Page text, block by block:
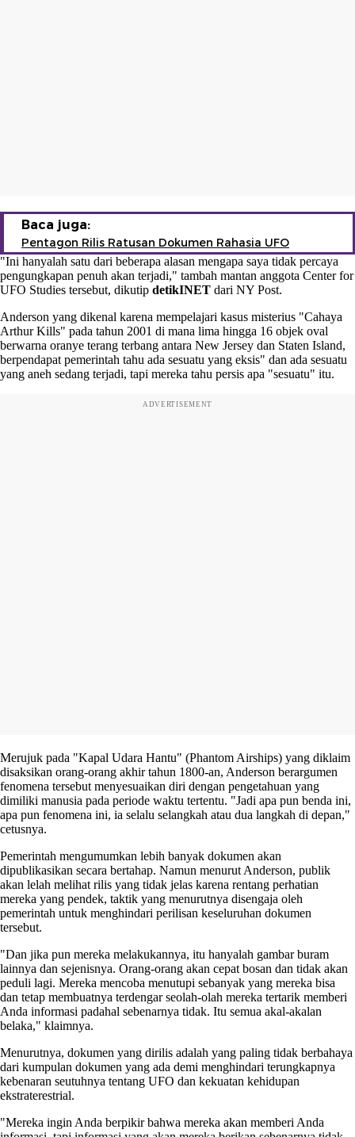
Baca juga:
Pentagon Rilis Ratusan Dokumen Rahasia UFO
"Ini hanyalah satu dari beberapa alasan mengapa saya tidak percaya
pengungkapan penuh akan terjadi," tambah mantan anggota Center for
UFO Studies tersebut, dikutip detikINET dari NY Post.
Anderson yang dikenal karena mempelajari kasus misterius "Cahaya
Arthur Kills" pada tahun 2001 di mana lima hingga 16 objek oval
berwarna oranye terang terbang antara New Jersey dan Staten Island,
berpendapat pemerintah tahu ada sesuatu yang eksis" dan ada sesuatu
yang aneh sedang terjadi, tapi mereka tahu persis apa "sesuatu" itu.
ADVERTISEMENT
Merujuk pada "Kapal Udara Hantu" (Phantom Airships) yang diklaim
disaksikan orang-orang akhir tahun 1800-an, Anderson berargumen
fenomena tersebut menyesuaikan diri dengan pengetahuan yang
dimiliki manusia pada periode waktu tertentu. "Jadi apa pun benda ini,
apa pun fenomena ini, ia selalu selangkah atau dua langkah di depan,"
cetusnya.
Pemerintah mengumumkan lebih banyak dokumen akan
dipublikasikan secara bertahap. Namun menurut Anderson, publik
akan lelah melihat rilis yang tidak jelas karena rentang perhatian
mereka yang pendek, taktik yang menurutnya disengaja oleh
pemerintah untuk menghindari perilisan keseluruhan dokumen
tersebut.
"Dan jika pun mereka melakukannya, itu hanyalah gambar buram
lainnya dan sejenisnya. Orang-orang akan cepat bosan dan tidak akan
peduli lagi. Mereka mencoba menutupi sebanyak yang mereka bisa
dan tetap membuatnya terdengar seolah-olah mereka tertarik memberi
Anda informasi padahal sebenarnya tidak. Itu semua akal-akalan
belaka," klaimnya.
Menurutnya, dokumen yang dirilis adalah yang paling tidak berbahaya
dari kumpulan dokumen yang ada demi menghindari terungkapnya
kebenaran seutuhnya tentang UFO dan kekuatan kehidupan
ekstraterestrial.
"Mereka ingin Anda berpikir bahwa mereka akan memberi Anda